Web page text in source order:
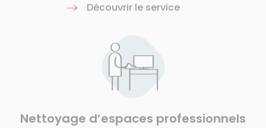
Découvrir le service
Nettoyage d’espaces professionnels